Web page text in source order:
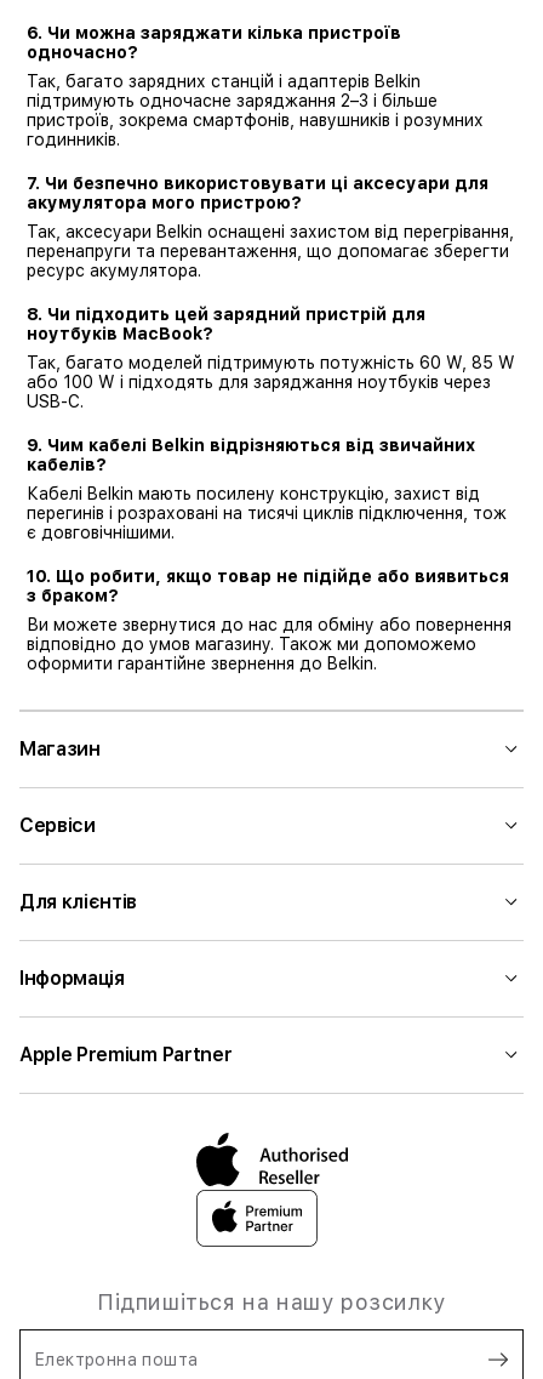
6. Чи можна заряджати кілька пристроїв
одночасно?
Так, багато зарядних станцій і адаптерів Belkin
підтримують одночасне заряджання 2–3 і більше
пристроїв, зокрема смартфонів, навушників і розумних
годинників.
7. Чи безпечно використовувати ці аксесуари для
акумулятора мого пристрою?
Так, аксесуари Belkin оснащені захистом від перегрівання,
перенапруги та перевантаження, що допомагає зберегти
ресурс акумулятора.
8. Чи підходить цей зарядний пристрій для
ноутбуків MacBook?
Так, багато моделей підтримують потужність 60 W, 85 W
або 100 W і підходять для заряджання ноутбуків через
USB-C.
9. Чим кабелі Belkin відрізняються від звичайних
кабелів?
Кабелі Belkin мають посилену конструкцію, захист від
перегинів і розраховані на тисячі циклів підключення, тож
є довговічнішими.
10. Що робити, якщо товар не підійде або виявиться
з браком?
Ви можете звернутися до нас для обміну або повернення
відповідно до умов магазину. Також ми допоможемо
оформити гарантійне звернення до Belkin.
Магазин
Сервіси
Для клієнтів
Інформація
Apple Premium Partner
Підпишіться на нашу розсилку
Електронна пошта